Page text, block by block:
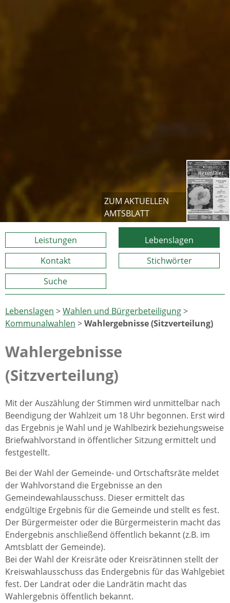
ZUM AKTUELLEN
AMTSBLATT
Leistungen
Lebenslagen
Kontakt
Stichwörter
Suche
Lebenslagen >Wahlen und Bürgerbeteiligung>
Kommunalwahlen >Wahlergebnisse (Sitzverteilung)
Wahlergebnisse
(Sitzverteilung)
Mit der Auszählung der Stimmen wird unmittelbar nach
Beendigung der Wahlzeit um 18 Uhr begonnen. Erst wird
das Ergebnis je Wahl und je Wahlbezirk beziehungsweise
Briefwahlvorstand in öffentlicher Sitzung ermittelt und
festgestellt.
Bei der Wahl der Gemeinde- und Ortschaftsräte meldet
der Wahlvorstand die Ergebnisse an den
Gemeindewahlausschuss. Dieser ermittelt das
endgültige Ergebnis für die Gemeinde und stellt es fest.
Der Bürgermeister oder die Bürgermeisterin macht das
Endergebnis anschließend öffentlich bekannt (z.B. im
Amtsblatt der Gemeinde).
Bei der Wahl der Kreisräte oder Kreisrätinnen stellt der
Kreiswahlausschuss das Endergebnis für das Wahlgebiet
fest. Der Landrat oder die Landrätin macht das
Wahlergebnis öffentlich bekannt.